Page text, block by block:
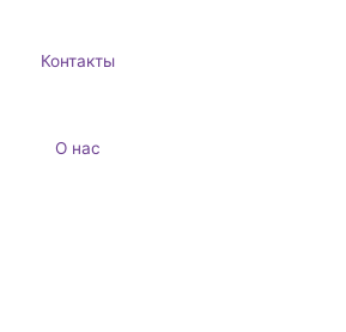
Контакты
О нас